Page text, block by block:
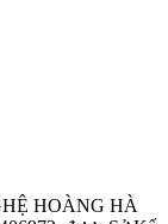
HOÀNG HÀ